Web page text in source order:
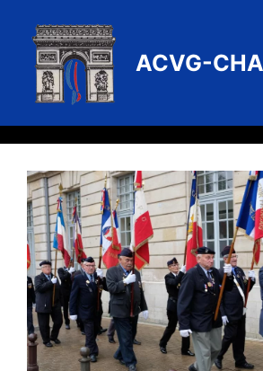
contenu
ACVG-